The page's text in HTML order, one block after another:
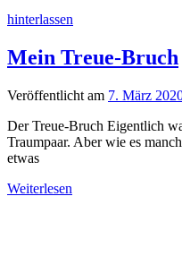
hinterlassen
Mein Treue-Bruch
Veröffentlicht am 7. März
Der Treue-Bruch Eigentlich
Traumpaar. Aber wie es
etwas
Weiterlesen